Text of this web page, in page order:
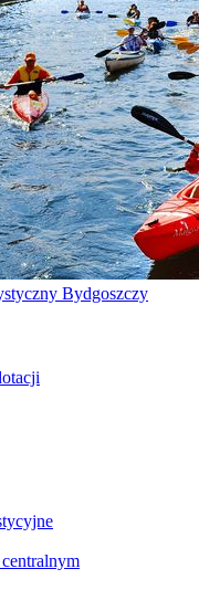
Bydgoszczy